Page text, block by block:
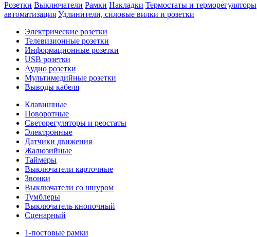
Розетки Выключатели Рамки Накладки Термостаты и терморегуляторы
автоматизация Удлинители, силовые вилки и розетки
Электрические розетки
Телевизионные розетки
Информационные розетки
USB розетки
Аудио розетки
Мультимедийные розетки
Выводы кабеля
Клавишные
Поворотные
Светорегуляторы и реостаты
Электронные
Датчики движения
Жалюзийные
Таймеры
Выключатели карточные
Звонки
Выключатели со шнуром
Тумблеры
Выключатель кнопочный
Сценарный
1-постовые рамки